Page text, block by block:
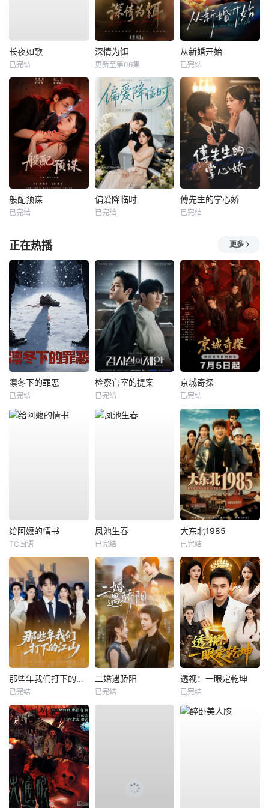
长夜如歌
已完结
深情为饵
更新至第06集
从新婚开始
已完结
般配预谋
已完结
偏爱降临时
已完结
傅先生的掌心娇
已完结
正在热播 更多
凛冬下的罪恶
已完结
检察官室的提案
已完结
京城奇探
已完结
给阿嬷的情书
TC国语
凤池生春
已完结
大东北1985
已完结
那些年我们打下的江山
已完结
二婚遇骄阳
已完结
透视：一眼定乾坤
已完结